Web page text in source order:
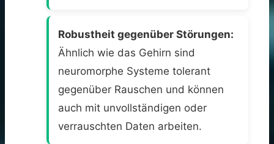
Robustheit gegenüber Störungen:
Ähnlich wie das Gehirn sind
neuromorphe Systeme tolerant
gegenüber Rauschen und können
auch mit unvollständigen oder
verrauschten Daten arbeiten.